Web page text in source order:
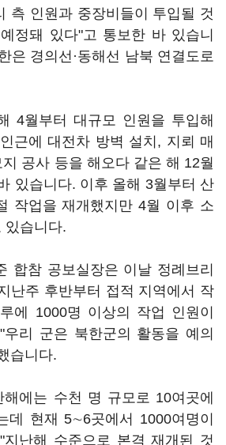
측 인원과 중장비들이 투입될 것
정돼 있다"고 통보한 바 있습니
은 경의선·동해선 남북 연결도로
4월부터 대규모 인원을 투입해
근에 대전차 방벽 설치, 지뢰 매
공사 등을 해오다 같은 해 12월
있습니다. 이후 올해 3월부터 산
작업을 재개했지만 4월 이후 소
있습니다.
합참 공보실장은 이날 정례브리
난주 후반부터 접적 지역에서 작
에 1000명 이상의 작업 인원이
리 군은 북한군의 활동을 예의
습니다.
에는 수천 명 규모로 10여곳에
데 현재 5∼6곳에서 1000여명이
지난해 수준으로 본격 재개된 것